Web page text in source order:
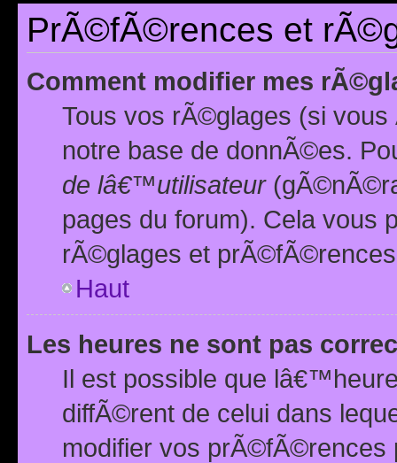
PrÃ©fÃ©rences et
Comment modifier mes
Tous vos rÃ©glages (si
notre base de donnÃ©es.
de lâ€™utilisateur
pages du forum). Cela vous
rÃ©glages et
Haut
Les heures ne sont pas
Il est possible que
diffÃ©rent de celui dans
modifier vos prÃ©fÃ©rences